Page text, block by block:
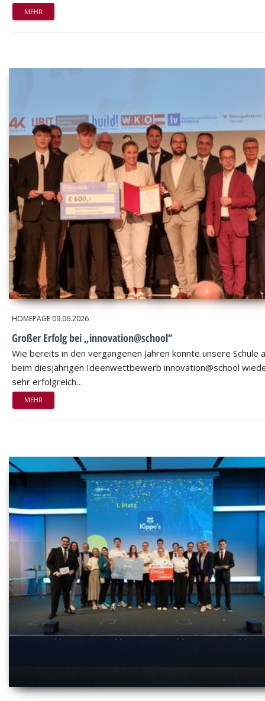
MEHR
HOMEPAGE 09.06.2026
Großer Erfolg bei „innovation@school“
Wie bereits in den vergangenen Jahren konnte unsere Schule
beim diesjährigen Ideenwettbewerb innovation@school
sehr erfolgreich…
MEHR